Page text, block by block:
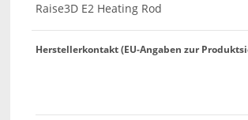
Raise3D E2 Heating Rod
Herstellerkontakt (EU-Angaben zur